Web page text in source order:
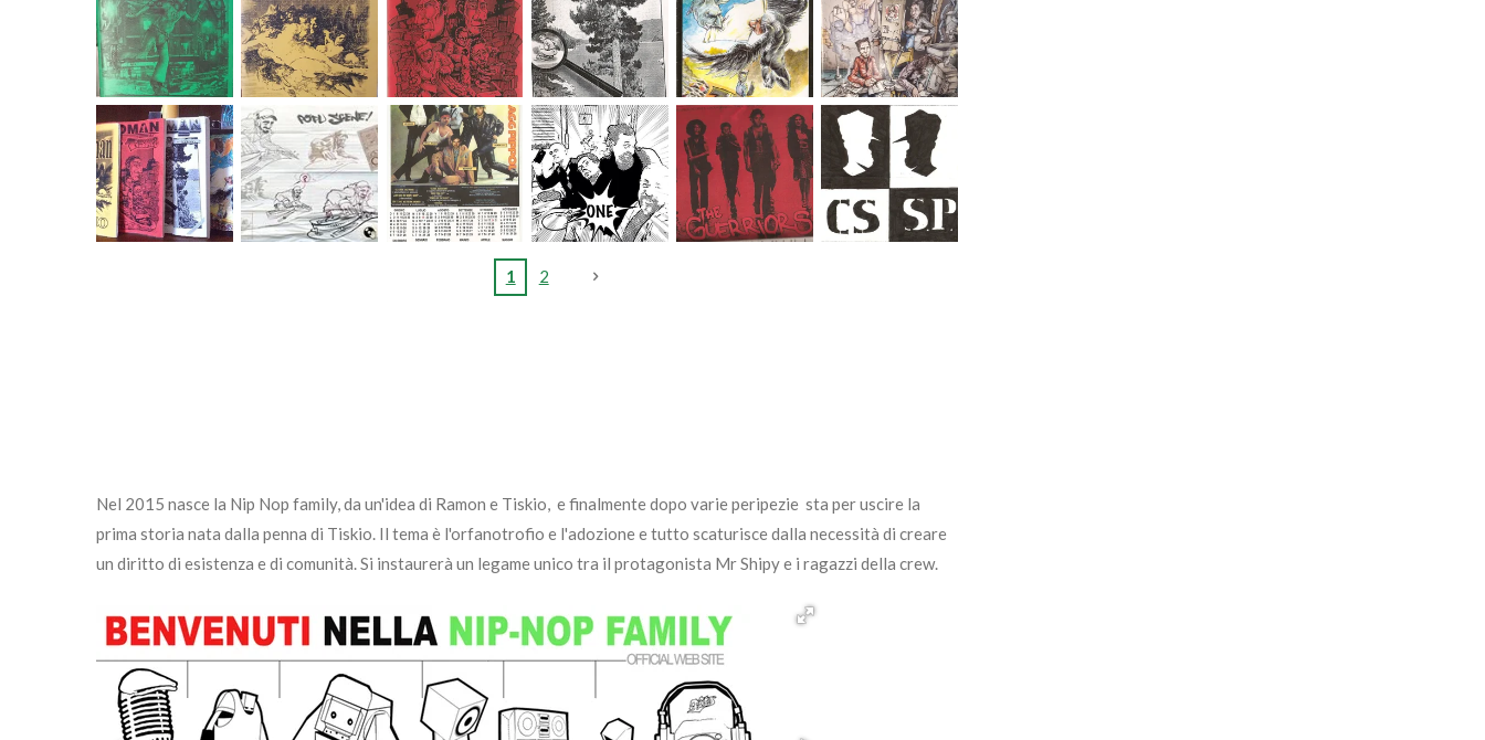
1 2
Nel 2015 nasce la Nip Nop family, da un'idea di Ramon e Tiskio, e finalmente dopo varie peripezie sta per uscire la
prima storia nata dalla penna di Tiskio. Il tema è l'orfanotrofio e l'adozione e tutto scaturisce dalla necessità di creare
un diritto di esistenza e di comunità. Si instaurerà un legame unico tra il protagonista Mr Shipy e i ragazzi della crew.